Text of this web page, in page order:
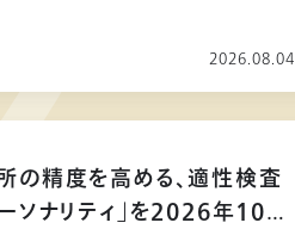
2026.08.04
の精度を高める、適性検査
ソナリティ」を2026年10月